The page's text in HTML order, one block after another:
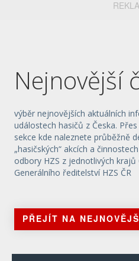
Nejnovější
výběr nejnovějších aktuálních
událostech hasičů z Česka.
sekce kde naleznete průběžně
„hasičských“ akcích a
odbory HZS z jednotlivých
Generálního ředitelství HZS ČR
PŘEJÍT NA